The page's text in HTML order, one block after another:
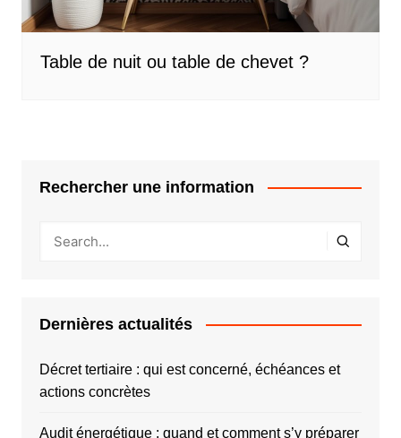
Table de nuit ou table de chevet ?
Rechercher une information
Dernières actualités
Décret tertiaire : qui est concerné, échéances et
actions concrètes
Audit énergétique : quand et comment s’y préparer